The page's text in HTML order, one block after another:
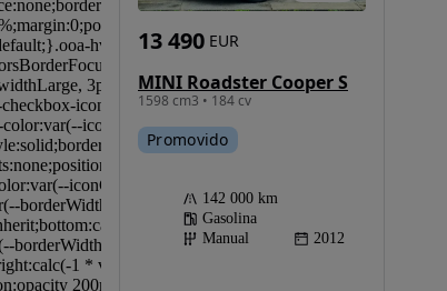
MINI Roadster Cooper S
1598 cm3 • 184 cv
13 490 EUR
Promovido
142 000 km
Gasolina
Manual
2012